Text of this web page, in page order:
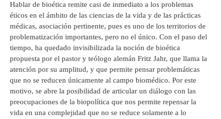
Hablar de bioética remite casi de inmediato a los problemas
éticos en el ámbito de las ciencias de la vida y de las prácticas
médicas, asociación pertinente, pues es uno de los territorios de
problematización importantes, pero no el único. Con el paso del
tiempo, ha quedado invisibilizada la noción de bioética
propuesta por el pastor y teólogo alemán Fritz Jahr, que llama la
atención por su amplitud, y que permite pensar problemáticas
que no se reducen únicamente al campo biomédico. Por este
motivo, se abre la posibilidad de articular un diálogo con las
preocupaciones de la biopolítica que nos permite repensar la
vida en una complejidad que no se reduce solamente a lo